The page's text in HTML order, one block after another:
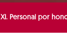
XI. Personal por